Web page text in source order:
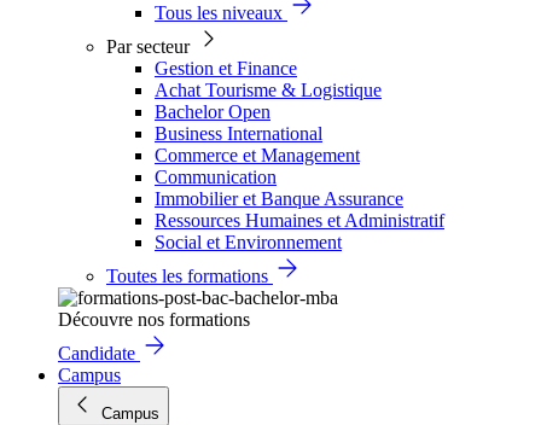
Tous les niveaux
Par secteur
Gestion et Finance
Achat Tourisme & Logistique
Bachelor Open
Business International
Commerce et Management
Communication
Immobilier et Banque Assurance
Ressources Humaines et Administratif
Social et Environnement
Toutes les formations
Découvre nos formations
Candidate
Campus
Campus